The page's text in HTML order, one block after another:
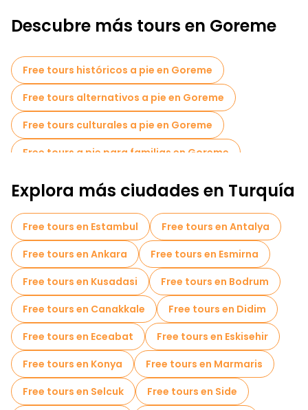
Libre de Goreme, con sus impresionantes iglesias excavadas
personal, varias empresas locales ofrecen excursiones
gratuitas que permiten a los viajeros sumergirse en la belleza
natural y el patrimonio cultural de la zona. Guías expertos
comparten historias sobre la historia, la geología y la
artesanía tradicional de la región, garantizando una
experiencia memorable.
Descubre más tours en Goreme
Free tours históricos a pie en Goreme
Free tours alternativos a pie en Goreme
Free tours culturales a pie en Goreme
Free tours a pie para familias en Goreme
Museos en Goreme
Free tours de un día en Goreme
Free tours nocturnos a pie en Goreme
Tours en bicicleta en Goreme
Free tours cerca Devrent Valley
Explora más ciudades en Turquía
Free tours en Estambul
Free tours en Antalya
Free tours en Ankara
Free tours en Esmirna
Free tours en Kusadasi
Free tours en Bodrum
Free tours en Canakkale
Free tours en Didim
Free tours en Eceabat
Free tours en Eskisehir
Free tours en Konya
Free tours en Marmaris
Free tours en Selcuk
Free tours en Side